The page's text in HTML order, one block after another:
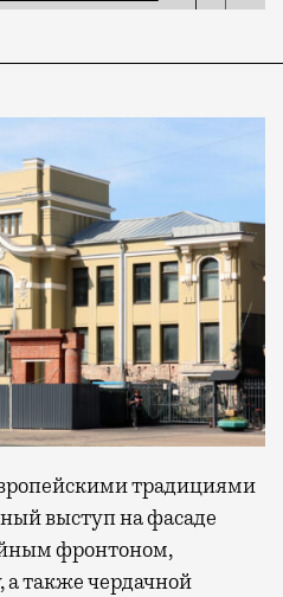
традициями
выступ на фасаде
фронтоном,
также чердачной